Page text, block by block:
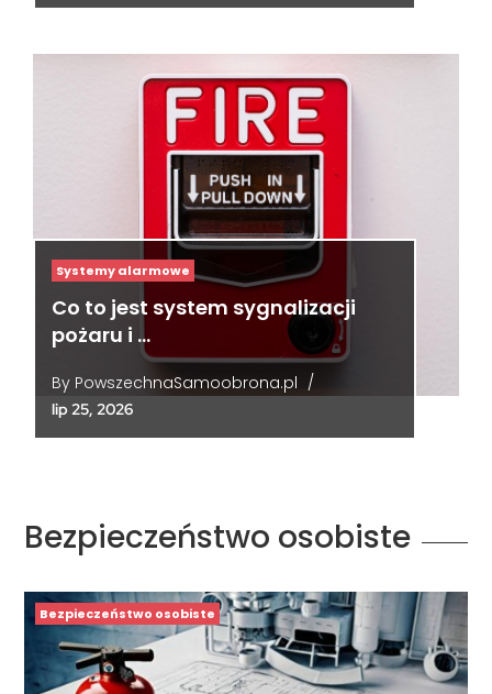
Systemy alarmowe
Co to jest system sygnalizacji
pożaru i …
By PowszechnaSamoobrona.pl /
lip 25, 2026
Bezpieczeństwo osobiste
Bezpieczeństwo osobiste